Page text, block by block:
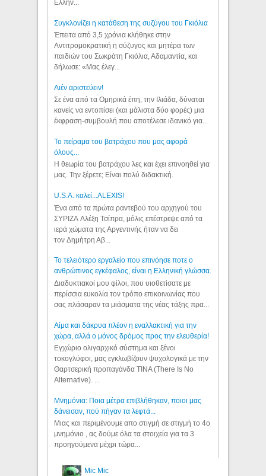
Ελλήν...
Συγκλονίζει η κατάθεση της συζύγου του Γκιόλια
Έπειτα από 3,5 χρόνια κλήθηκε στην
Αντιτρομοκρατική η σύζυγος και μητέρα των
παιδιών του Σωκράτη Γκιόλια, Αδαμαντία, και
δήλωσε: «Μας έλεγ...
Aιέν αριστεύειν!
Σε ένα από τα Ομηρικά έπη, την Ιλιάδα, δύναται
κανείς να εντοπίσει (και μάλιστα δύο φορές) μια
έκφραση-συμβουλή που αποτέλεσε ιδανικό για...
Το πείραμα του βατράχου που μας αφορά
όλους...
Η θεωρία του βατράχου λες και έχει επινοηθεί για
μας. Την ξέρετε; Είναι πολύ διδακτική.
U.S.A. καλεί...ALEXIS!
Ένα από τα πρώτα ραντεβού του αρχηγού του
ΣΥΡΙΖΑ Αλέξη Τσίπρα, μόλις επέστρεψε από τα
ιερά χώματα της Αργεντινής ήταν να δει
τον Δημήτρη Αβ...
Το τελειότερο εργαλείο που επινόησε ποτε ο
ανθρώπινος εγκέφαλος, είναι η Ελληνική γλώσσα.
Διαδυκτιακοί μου φίλοι, που υιοθετίσατε με
περίσσια ευκολία τον τρόπο επικοινωνίας που
σας πλάσαραν τα μιάσματα της νέας τάξης πρα...
Αίμα και δάκρυα πλέον η εναλλακτική για την
χώρα, αλλά ο μόνος δρόμος προς την ελευθερία!
Εγχώριο ολιγαρχικό σύστημα και ξένοι
τοκογλύφοι, μας εγκλωβίζουν ψυχολογικά με την
Θαρτσερική προπαγάνδα TINA (There Is No
Alternative). ...
Μνημόνια: Ποια μέτρα επιβλήθηκαν, ποιοι μας
δάνεισαν, πού πήγαν τα λεφτά...
Μιας και περιμένουμε απο στιγμή σε στιγμή το 4ο
μνημόνιο , ας δούμε όλα τα στοιχεία για τα 3
προηγούμενα μέχρι τώρα...
Mic Mic